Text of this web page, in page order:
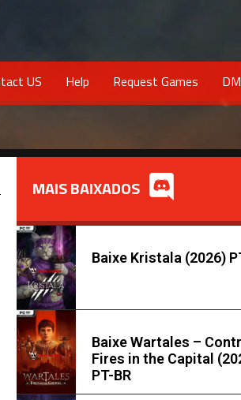
US Help Request Games
MAIS BAIXADOS
Baixe Kristala (2026)
Baixe Wartales –
Fires in the Capital
PT-BR